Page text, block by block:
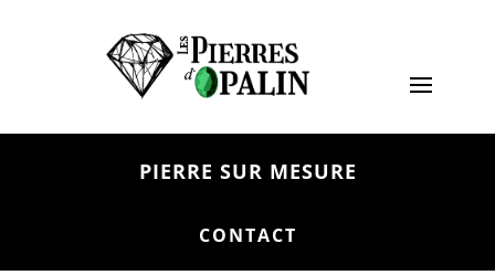
PIERRE SUR MESURE
CONTACT